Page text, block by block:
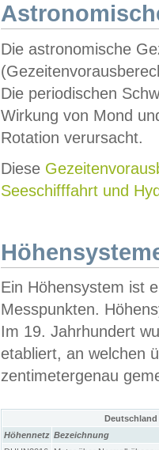
Die astronomische
Die periodischen
Wirkung von Mond
Rotation verursacht.
Diese
Seeschifffahrt und
Ein Höhensystem ist
Messpunkten.
Im 19. Jahrhundert
etabliert, an welchen
zentimetergenau
Höhennetz Bezeichnung